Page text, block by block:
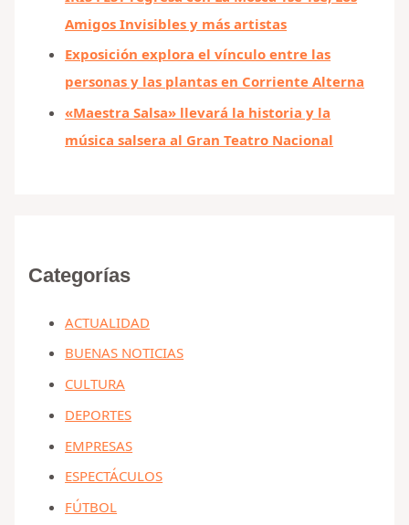
Amigos Invisibles y más artistas
Exposición explora el vínculo entre las
personas y las plantas en Corriente Alterna
«Maestra Salsa» llevará la historia y la
música salsera al Gran Teatro Nacional
Categorías
ACTUALIDAD
BUENAS NOTICIAS
CULTURA
DEPORTES
EMPRESAS
ESPECTÁCULOS
FÚTBOL